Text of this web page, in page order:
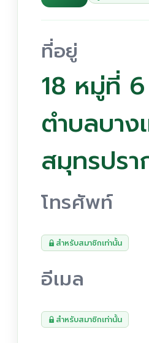
ที่อยู่
18 หมู่ที่
ตำบลบาง
สมุทรปร
โทรศัพท์
สำหรับสมาชิกเท่านั้น
อีเมล
สำหรับสมาชิกเท่านั้น